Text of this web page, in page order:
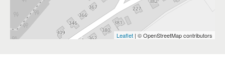
Leaflet | © OpenStreetMap contributors